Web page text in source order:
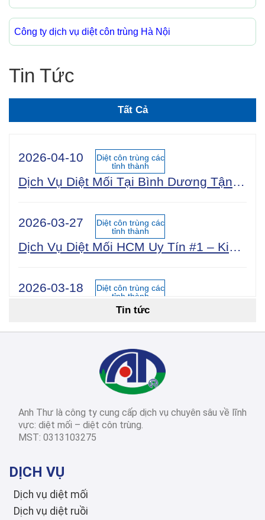
Công ty dịch vụ diệt côn trùng Hà Nội
Tin Tức
Tất Cả
2026-04-10
Diệt côn trùng các
tỉnh thành
2026-03-27
Diệt côn trùng các
tỉnh thành
2026-03-18
Diệt côn trùng các
tỉnh thành
Diệt côn trùng các
tỉnh thành
2026-03-03
Diệt côn trùng các
tỉnh thành
Tin tức
Anh Thư là công ty cung cấp dịch vụ chuyên sâu về lĩnh
vực: diệt mối – diệt côn trùng.
MST: 0313103275
DỊCH VỤ
Dịch vụ diệt mối
Dịch vụ diệt ruồi